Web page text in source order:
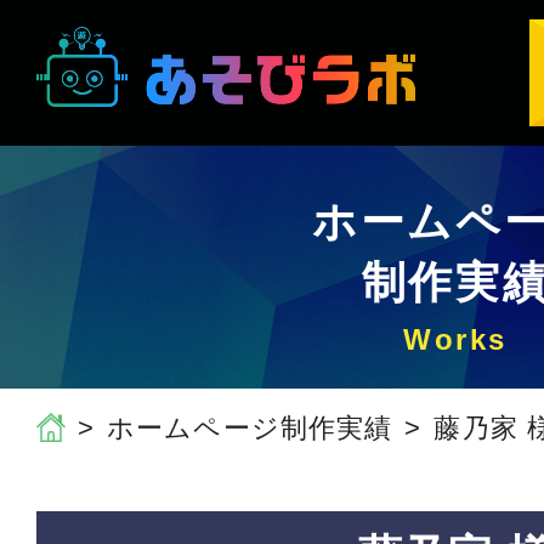
ホームペ
制作実
ホームページ制作実績 藤乃家